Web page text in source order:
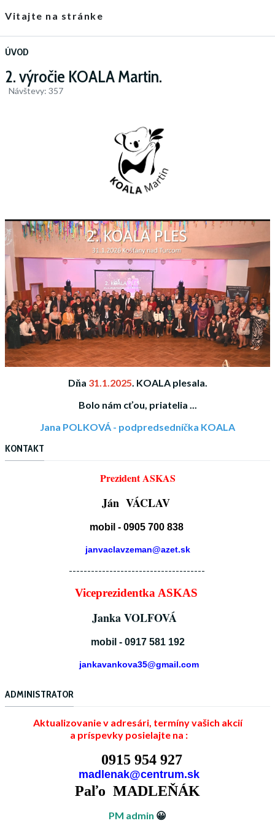
Vitajte na stránke
ÚVOD
2. výročie KOALA Martin.
Návštevy: 357
Dňa 31.1.2025. KOALA plesala.
Bolo nám cťou, priatelia ...
Jana POLKOVÁ - podpredsedníčka KOALA
KONTAKT
Prezident ASKAS
Ján VÁCLAV
mobil - 0905 700 838
janvaclavzeman@azet.sk
-------------------------------------
Viceprezidentka ASKAS
Janka VOLFOVÁ
mobil - 0917 581 192
jankavankova35@gmail.com
ADMINISTRATOR
Aktualizovanie v adresári, termíny vašich akcií
a príspevky posielajte na :
0915 954 927
madlenak@centrum.sk
Paľo MADLEŇÁK
PM admin 😀